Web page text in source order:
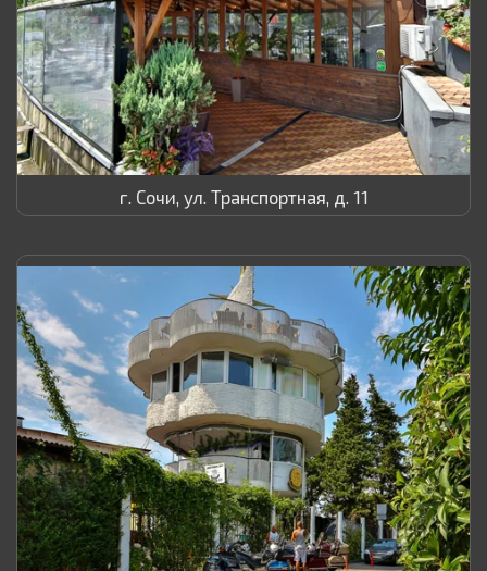
г. Сочи, ул. Транспортная, д. 11